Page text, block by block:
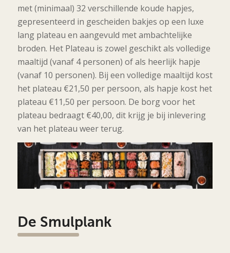
met (minimaal) 32 verschillende koude hapjes,
gepresenteerd in gescheiden bakjes op een luxe
lang plateau en aangevuld met ambachtelijke
broden. Het Plateau is zowel geschikt als volledige
maaltijd (vanaf 4 personen) of als heerlijk hapje
(vanaf 10 personen). Bij een volledige maaltijd kost
het plateau €21,50 per persoon, als hapje kost het
plateau €11,50 per persoon. De borg voor het
plateau bedraagt €40,00, dit krijg je bij inlevering
van het plateau weer terug.
De Smulplank